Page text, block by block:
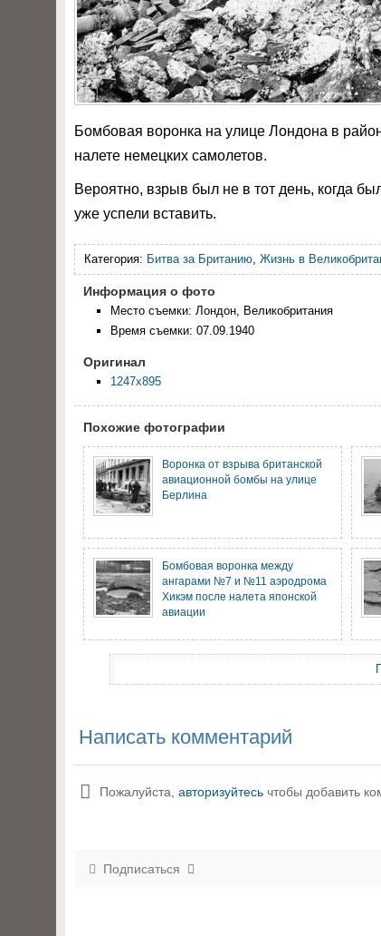
Бомбовая воронка на улице Лондона в
налете немецких самолетов.
Вероятно, взрыв был не в тот день, когда
уже успели вставить.
Категория: Битва за Британию, Жизнь в
Информация о фото
Место съемки: Лондон, Великобритания
Время съемки: 07.09.1940
Оригинал
1247x895
Похожие фотографии
Воронка от взрыва британской
авиационной бомбы на улице
Берлина
Бомбовая воронка между
ангарами №7 и №11 аэродрома
Хикэм после налета японской
авиации
Написать комментарий
Пожалуйста, авторизуйтесь чтобы добавить
Подписаться